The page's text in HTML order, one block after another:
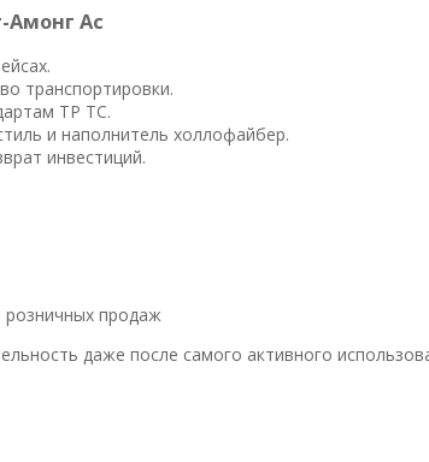
Амонг Ас
транспортировки.
ТР ТС.
и наполнитель холлофайбер.
инвестиций.
розничных продаж
даже после самого активного